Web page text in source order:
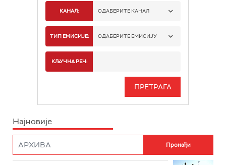
КАНАЛ: ОДАБЕРИТЕ КАНАЛ
РАДИО БЕОГРАД 1
РАДИО БЕОГРАД 3
РАДИО РОКЕНРОЛЕР
ТИП ЕМИСИЈЕ: ОДАБЕРИТЕ ЕМИСИЈУ
ИНФО
КЉУЧНА РЕЧ:
Најновије